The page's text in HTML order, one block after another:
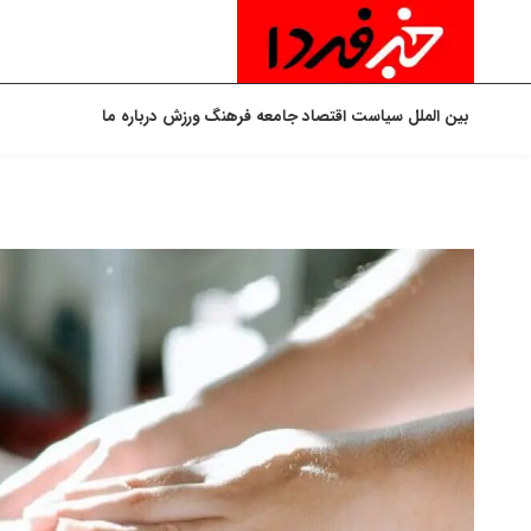
بین الملل سیاست اقتصادجامعه فرهنگورزش درباره ما